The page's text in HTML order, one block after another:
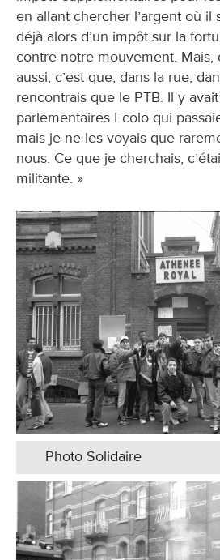
en allant chercher l’argent où il
déjà alors d’un impôt sur la
contre notre mouvement. Mais,
aussi, c’est que, dans la rue,
rencontrais que le PTB. Il y
parlementaires Ecolo qui
mais je ne les voyais que
nous. Ce que je cherchais,
militante. »
Photo Solidaire